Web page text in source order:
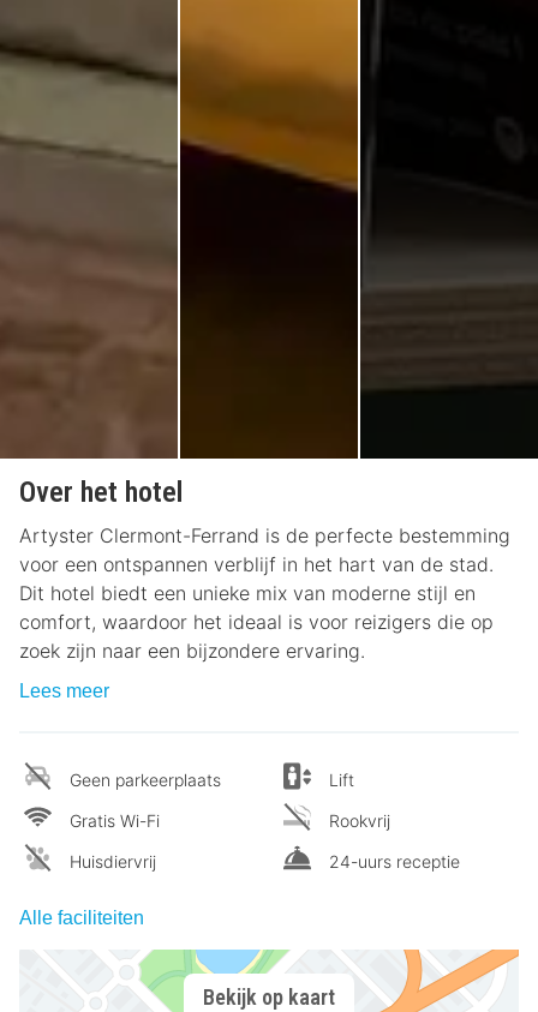
Over het hotel
Artyster Clermont-Ferrand is de perfecte bestemming
voor een ontspannen verblijf in het hart van de stad.
Dit hotel biedt een unieke mix van moderne stijl en
comfort, waardoor het ideaal is voor reizigers die op
zoek zijn naar een bijzondere ervaring.
Lees meer
Geen parkeerplaats
Gratis Wi-Fi
Huisdiervrij
Lift
Rookvrij
24-uurs receptie
Alle faciliteiten
Bekijk op kaart